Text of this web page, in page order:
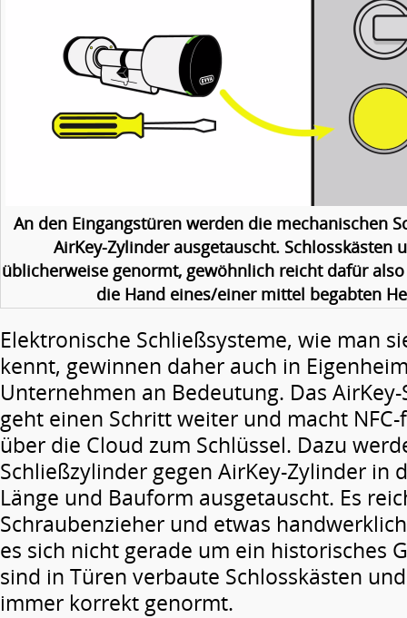
An den Eingangstüren werden die mechanischen
AirKey-Zylinder ausgetauscht. Schlosskästen
üblicherweise genormt, gewöhnlich reicht dafür
die Hand eines/einer mittel begabten
Elektronische Schließsysteme, wie man
kennt, gewinnen daher auch in
Unternehmen an Bedeutung. Das AirKey-
geht einen Schritt weiter und macht
über die Cloud zum Schlüssel. Dazu
Schließzylinder gegen AirKey-Zylinder in
Länge und Bauform ausgetauscht. Es
Schraubenzieher und etwas
es sich nicht gerade um ein historisches
sind in Türen verbaute Schlosskästen
immer korrekt genormt.